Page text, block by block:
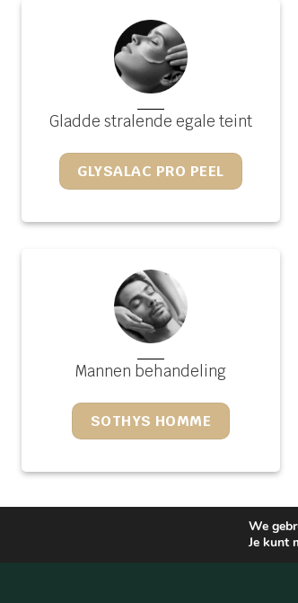
Gladde stralende egale teint
GLYSALAC PRO PEEL
Mannen behandeling
SOTHYS HOMME
We
Je kunt